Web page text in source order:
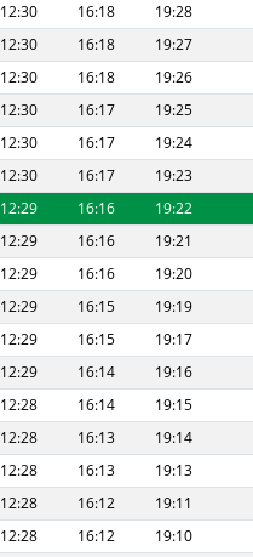
12:30 16:18 19:28
12:30 16:18 19:27
12:30 16:18 19:26
12:30 16:17 19:25
12:30 16:17 19:24
12:30 16:17 19:23
12:29 16:16 19:22
12:29 16:16 19:21
12:29 16:16 19:20
12:29 16:15 19:19
12:29 16:15 19:17
12:29 16:14 19:16
12:28 16:14 19:15
12:28 16:13 19:14
12:28 16:13 19:13
12:28 16:12 19:11
12:28 16:12 19:10